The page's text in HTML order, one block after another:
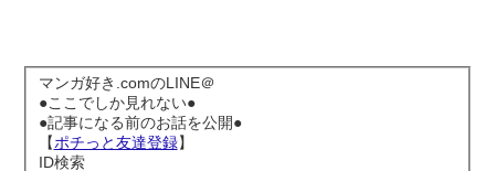
マンガ好き.comのLINE＠
●ここでしか見れない●
●記事になる前のお話を公開●
【ポチっと友達登録】
ID検索